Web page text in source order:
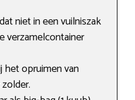
niet in een vuilniszak
verzamelcontainer
het opruimen van